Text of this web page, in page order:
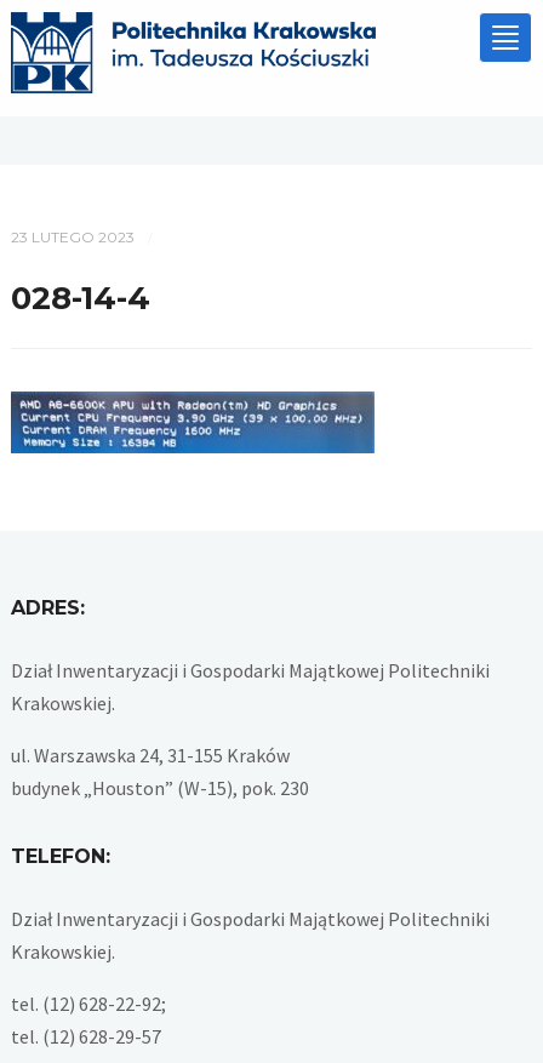
23 LUTEGO 2023
028-14-4
ADRES:
Dział Inwentaryzacji i Gospodarki Majątkowej Politechniki
Krakowskiej.
ul. Warszawska 24, 31-155 Kraków
budynek „Houston” (W-15), pok. 230
TELEFON:
Dział Inwentaryzacji i Gospodarki Majątkowej Politechniki
Krakowskiej.
tel. (12) 628-22-92;
tel. (12) 628-29-57